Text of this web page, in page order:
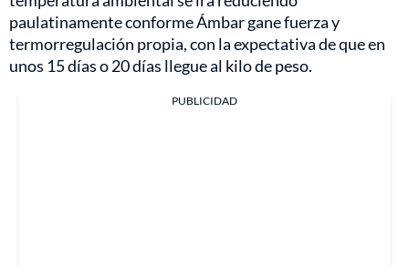
paulatinamente conforme Ámbar gane fuerza y
termorregulación propia, con la expectativa de que en
unos 15 días o 20 días llegue al kilo de peso.
PUBLICIDAD